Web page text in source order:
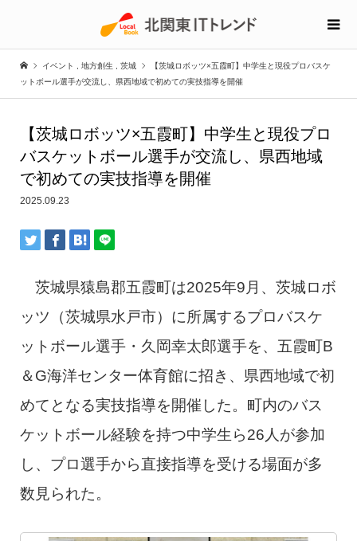
イベント 地方創生 茨城
【茨城ロボッツ×五霞町】中学生と現役プロバスケ
ットボール選手が交流し、県西地域で初めての実技指導を開催
【茨城ロボッツ×五霞町】中学生と現役プロ
バスケットボール選手が交流し、県西地域
で初めての実技指導を開催
2025.09.23
茨城県猿島郡五霞町は2025年9月、茨城ロボ
ッツ（茨城県水戸市）に所属するプロバスケ
ットボール選手・久岡幸太郎選手を、五霞町B
＆G海洋センター体育館に招き、県西地域で初
めてとなる実技指導を開催した。町内のバス
ケットボール経験を持つ中学生ら26人が参加
し、プロ選手から直接指導を受ける場面が多
数見られた。